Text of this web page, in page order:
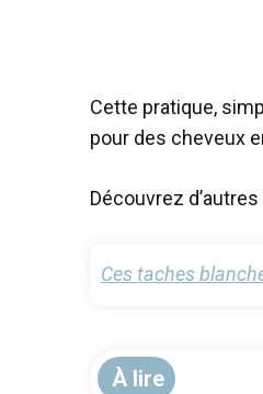
Cette pratique,
pour des cheveux
Découvrez
Ces taches
À lire